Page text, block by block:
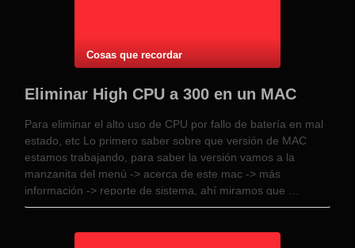
Cosas que recordar
Eliminar High CPU a 300 en un MAC
Para eliminar el alto uso de CPU por fallo de batería en mal
estado, etc Lo primero saber sobre que versión de MAC
estamos trabajando, para saber la versión vamos a la
manzanita del menú -> acerca de este mac -> más
información -> reporte de sistema, ahí miramos que …